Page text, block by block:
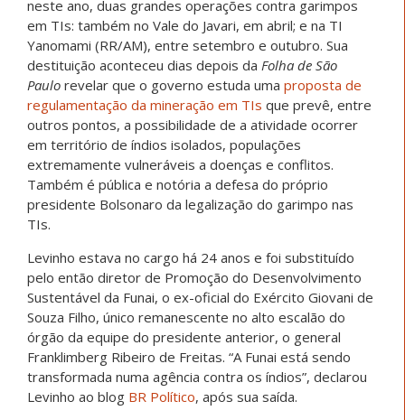
neste ano, duas grandes operações contra garimpos
em TIs: também no Vale do Javari, em abril; e na TI
Yanomami (RR/AM), entre setembro e outubro. Sua
destituição aconteceu dias depois da Folha de São
Paulo revelar que o governo estuda uma proposta de
regulamentação da mineração em TIs que prevê, entre
outros pontos, a possibilidade de a atividade ocorrer
em território de índios isolados, populações
extremamente vulneráveis a doenças e conflitos.
Também é pública e notória a defesa do próprio
presidente Bolsonaro da legalização do garimpo nas
TIs.
Levinho estava no cargo há 24 anos e foi substituído
pelo então diretor de Promoção do Desenvolvimento
Sustentável da Funai, o ex-oficial do Exército Giovani de
Souza Filho, único remanescente no alto escalão do
órgão da equipe do presidente anterior, o general
Franklimberg Ribeiro de Freitas. “A Funai está sendo
transformada numa agência contra os índios”, declarou
Levinho ao blog BR Político, após sua saída.